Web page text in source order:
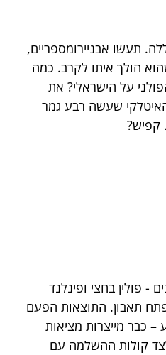
תעשו אבניירומספריים,
הולך איתו לקרב. כמה
על הישראלי? את
שעשה רבע גמר
קפיש?
- פולין בחצי ופינלנד
תאבון. התוצאות הפעם
– כבר מייצרות מציאות
קולות ההשלמה עם